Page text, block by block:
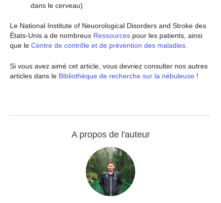
dans le cerveau)
Le National Institute of Neuorological Disorders and Stroke des
États-Unis a de nombreux Ressources pour les patients, ainsi
que le Centre de contrôle et de prévention des maladies.
Si vous avez aimé cet article, vous devriez consulter nos autres
articles dans le Bibliothèque de recherche sur la nébuleuse !
A propos de l'auteur